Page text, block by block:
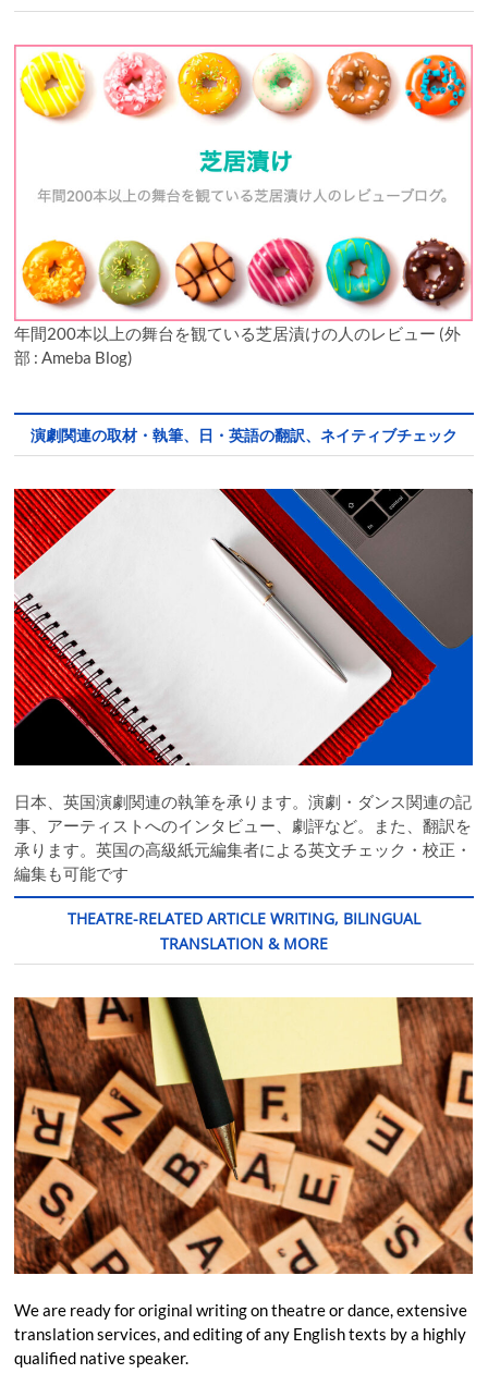
年間200本以上の舞台を観ている芝居漬けの人のレビュー (外
部 : Ameba Blog)
演劇関連の取材・執筆、日・英語の翻訳、ネイティブチェック
日本、英国演劇関連の執筆を承ります。演劇・ダンス関連の記
事、アーティストへのインタビュー、劇評など。また、翻訳を
承ります。英国の高級紙元編集者による英文チェック・校正・
編集も可能です
THEATRE-RELATED ARTICLE WRITING, BILINGUAL
TRANSLATION & MORE
We are ready for original writing on theatre or dance, extensive
translation services, and editing of any English texts by a highly
qualified native speaker.